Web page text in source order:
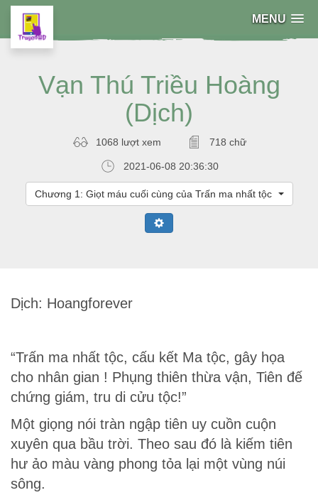
MENU
Vạn Thú Triều Hoàng
(Dịch)
1068 lượt xem 718 chữ
2021-06-08 20:36:30
Chương 1: Giọt máu cuối cùng của Trấn ma nhất tộc
Dịch: Hoangforever
“Trấn ma nhất tộc, cấu kết Ma tộc, gây họa
cho nhân gian ! Phụng thiên thừa vận, Tiên đế
chứng giám, tru di cửu tộc!”
Một giọng nói tràn ngập tiên uy cuồn cuộn
xuyên qua bầu trời. Theo sau đó là kiếm tiên
hư ảo màu vàng phong tỏa lại một vùng núi
sông.